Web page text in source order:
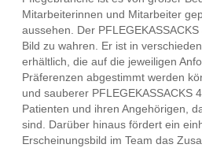
Mitarbeiterinnen und Mitarbeiter
aussehen. Der
Bild zu wahren. Er ist in
erhältlich, die auf die jeweiligen
Präferenzen abgestimmt werden
und sauberer PFLEGEKASSACKS
Patienten und ihren Angehörigen,
sind. Darüber hinaus fördert ein
Erscheinungsbild im Team das